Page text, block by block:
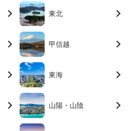
東北
甲信越
東海
山陽・山陰